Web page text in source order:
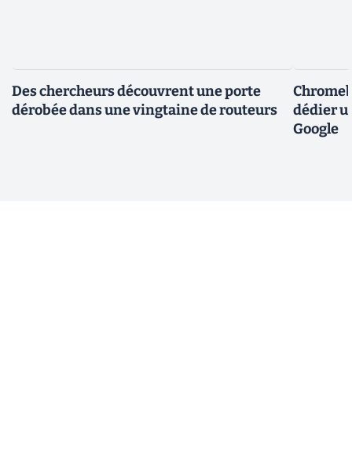
Des chercheurs découvrent une porte
dérobée dans une vingtaine de routeurs
dédier
Google